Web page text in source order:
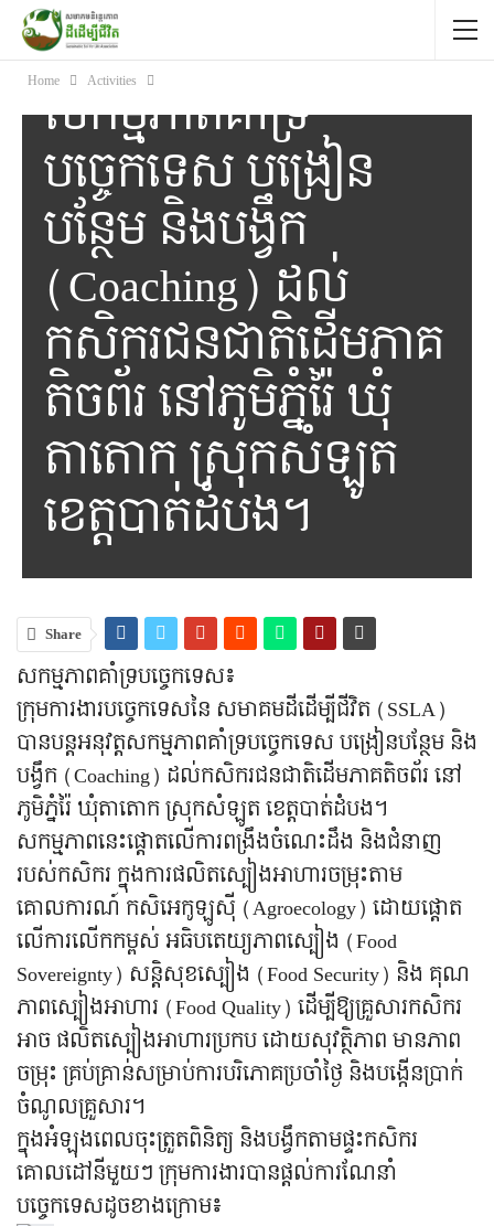
Home Activities
បានបន្តអនុវត្ត
សកម្មភាពគាំទ្រ
បច្ចេកទេស បង្រៀន
បន្ថែម និងបង្វឹក
(Coaching) ដល់
កសិករជនជាតិដើមភាគ
តិចព័រ នៅភូមិភ្នំរ៉ៃ ឃុំ
តាតោក ស្រុកសំឡូត
ខេត្តបាត់ដំបង។
Share
សកម្មភាពគាំទ្របច្ចេកទេស៖
ក្រុមការងារបច្ចេកទេសនៃ សមាគមដីដើម្បីជីវិត (SSLA)
បានបន្តអនុវត្តសកម្មភាពគាំទ្របច្ចេកទេស បង្រៀនបន្ថែម និង
បង្វឹក (Coaching) ដល់កសិករជនជាតិដើមភាគតិចព័រ នៅ
ភូមិភ្នំរ៉ៃ ឃុំតាតោក ស្រុកសំឡូត ខេត្តបាត់ដំបង។
សកម្មភាពនេះផ្តោតលើការពង្រឹងចំណេះដឹង និងជំនាញ
របស់កសិករ ក្នុងការផលិតស្បៀងអាហារចម្រុះតាម
គោលការណ៍ កសិអេកូឡូស៊ី (Agroecology) ដោយផ្តោត
លើការលើកកម្ពស់ អធិបតេយ្យភាពស្បៀង (Food
Sovereignty) សន្តិសុខស្បៀង (Food Security) និង គុណ
ភាពស្បៀងអាហារ (Food Quality) ដើម្បីឱ្យគ្រួសារកសិករ
អាច ផលិតស្បៀងអាហារប្រកប ដោយសុវត្ថិភាព មានភាព
ចម្រុះ គ្រប់គ្រាន់សម្រាប់ការបរិភោគប្រចាំថ្ងៃ និងបង្កើនប្រាក់
ចំណូលគ្រួសារ។
ក្នុងអំឡុងពេលចុះត្រួតពិនិត្យ និងបង្វឹកតាមផ្ទះកសិករ
គោលដៅនីមួយៗ ក្រុមការងារបានផ្តល់ការណែនាំ
បច្ចេកទេសដូចខាងក្រោម៖